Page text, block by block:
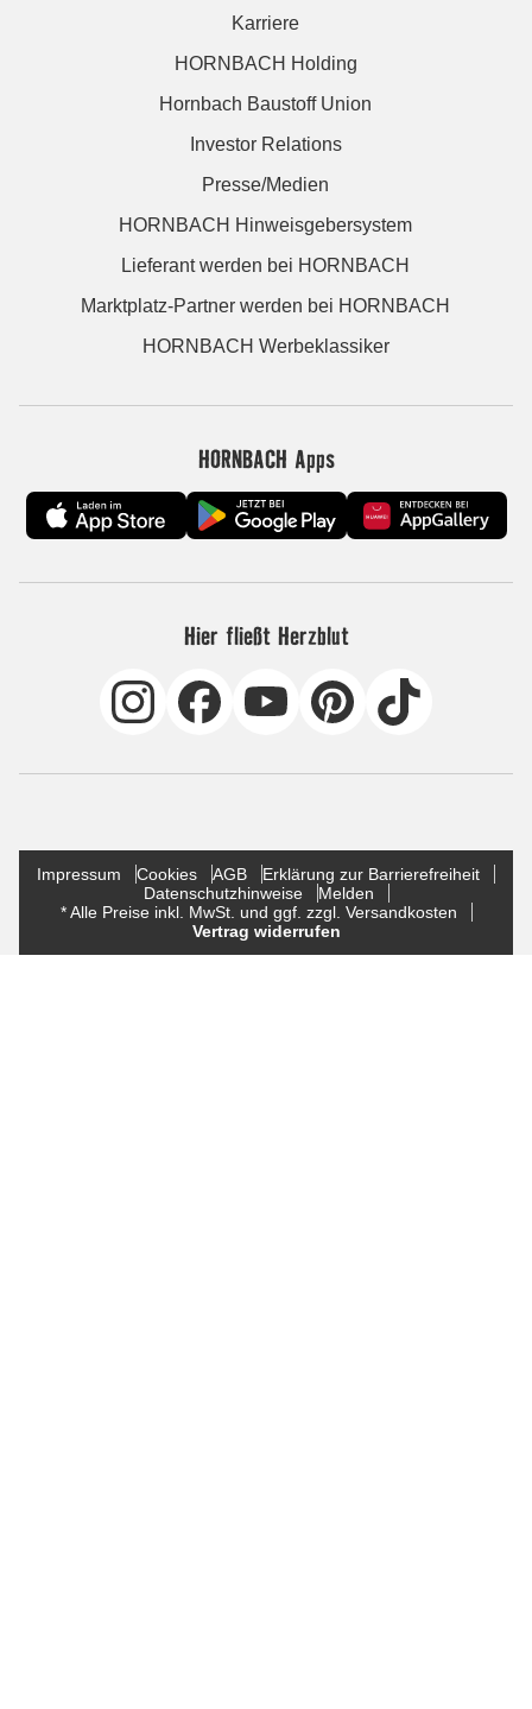
Karriere
HORNBACH Holding
Hornbach Baustoff Union
Investor Relations
Presse/Medien
HORNBACH Hinweisgebersystem
Lieferant werden bei HORNBACH
Marktplatz-Partner werden bei HORNBACH
HORNBACH Werbeklassiker
HORNBACH Apps
Hier fließt Herzblut
Impressum Cookies AGB
Erklärung zur Barrierefreiheit
Datenschutzhinweise
Melden
* Alle Preise inkl. MwSt. und ggf. zzgl. Versandkosten
Vertrag widerrufen